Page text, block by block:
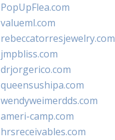
PopUpFlea.com
valueml.com
rebeccatorresjewelry.com
jmpbliss.com
drjorgerico.com
queensushipa.com
wendyweimerdds.com
ameri-camp.com
hrsreceivables.com